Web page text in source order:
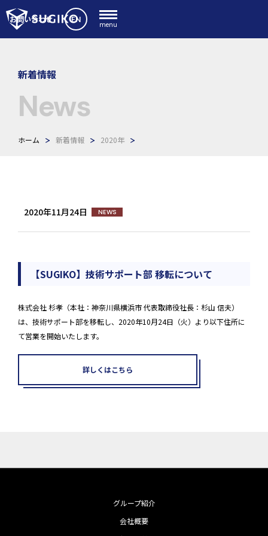
お問い合わせ EN menu
新着情報
News
ホーム 新着情報 2020年
2020年11月24日 NEWS
【SUGIKO】技術サポート部 移転について
株式会社 杉孝（本社：神奈川県横浜市 代表取締役社長：杉山 信夫）
は、技術サポート部を移転し、2020年10月24日（火）より以下住所に
て営業を開始いたします。
詳しくはこちら
グループ紹介
会社概要